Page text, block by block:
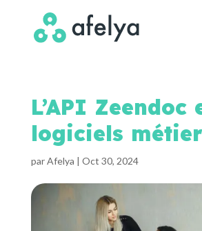
L’API Zeendoc
logiciels
parAfelya | Oct 30, 2024